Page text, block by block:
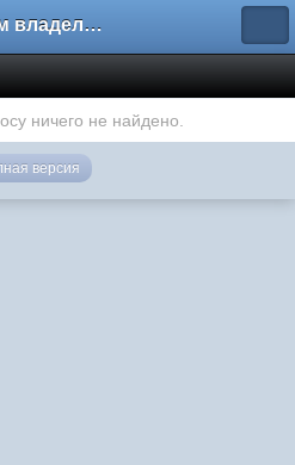
Форум владельцев интернет-магазинов
ничего не найдено.
версия